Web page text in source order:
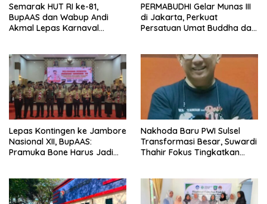
Semarak HUT RI ke-81,
BupAAS dan Wabup Andi
Akmal Lepas Karnaval
PERMABUDHI Gelar Munas III
di Jakarta, Perkuat
Persatuan Umat Buddha dan
Lepas Kontingen ke Jambore
Nasional XII, BupAAS:
Pramuka Bone Harus Jadi
Nakhoda Baru PWI Sulsel
Transformasi Besar, Suwardi
Thahir Fokus Tingkatkan